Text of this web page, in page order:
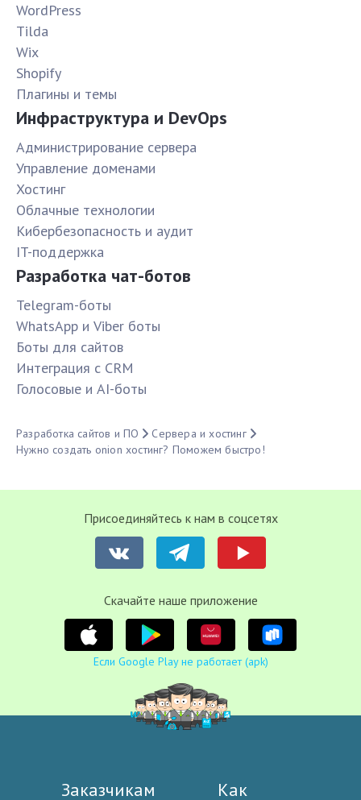
WordPress
Tilda
Wix
Shopify
Плагины и темы
Инфраструктура и DevOps
Администрирование сервера
Управление доменами
Хостинг
Облачные технологии
Кибербезопасность и аудит
IT-поддержка
Разработка чат-ботов
Telegram-боты
WhatsApp и Viber боты
Боты для сайтов
Интеграция с CRM
Голосовые и AI-боты
Разработка сайтов и ПО
Сервера и хостинг
Нужно создать onion хостинг? Поможем быстро!
Присоединяйтесь к нам в соцсетях
Cкачайте наше приложение
Если Google Play не работает (apk)
Заказчикам
Как